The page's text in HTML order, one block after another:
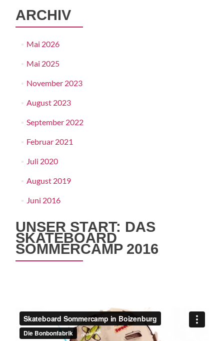
ARCHIV
Mai 2026
Mai 2025
November 2023
August 2023
September 2022
Februar 2021
Juli 2020
August 2019
Juni 2016
UNSER START: DAS
SKATEBOARD
SOMMERCAMP 2016